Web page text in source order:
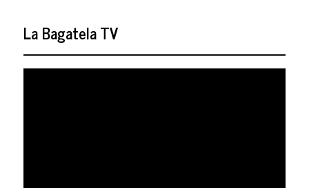
La Bagatela TV